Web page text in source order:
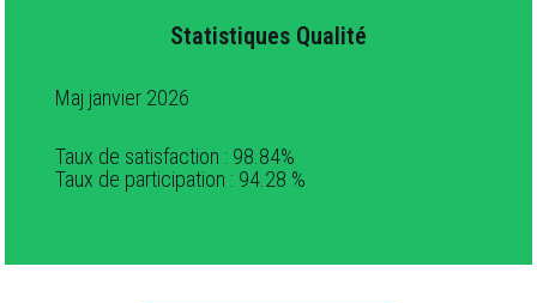
Statistiques Qualité
Maj janvier 2026
Taux de satisfaction : 98.84%
Taux de participation : 94.28 %